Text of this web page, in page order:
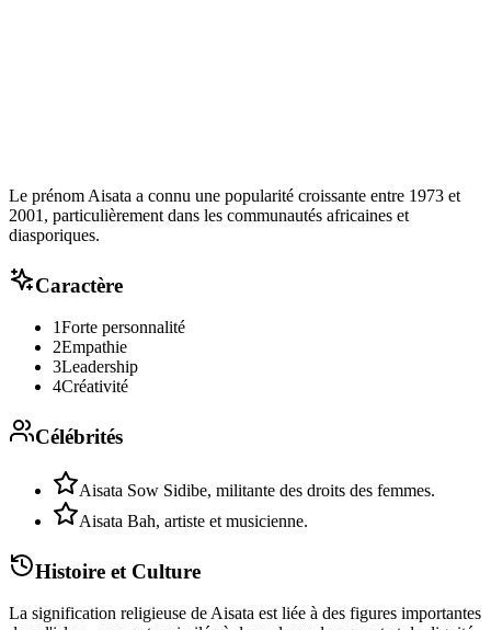
Le prénom Aisata a connu une popularité croissante entre 1973 et
2001, particulièrement dans les communautés africaines et
diasporiques.
Caractère
1Forte personnalité
2Empathie
3Leadership
4Créativité
Célébrités
Aisata Sow Sidibe, militante des droits des femmes.
Aisata Bah, artiste et musicienne.
Histoire et Culture
La signification religieuse de Aisata est liée à des figures importantes